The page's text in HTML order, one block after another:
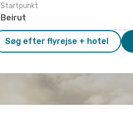
Startpunkt
Søg efter flyrejse + hotel